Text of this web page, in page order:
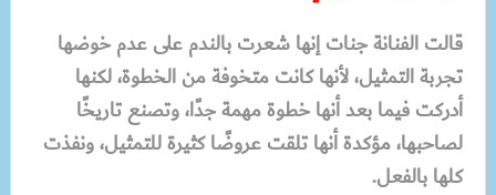
قالت الفنانة جنات إنها شعرت بالندم على عدم خوضها
تجربة التمثيل، لأنها كانت متخوفة من الخطوة، لكنها
أدركت فيما بعد أنها خطوة مهمة جدًا، وتصنع تاريخًا
لصاحبها، مؤكدة أنها تلقت عروضًا كثيرة للتمثيل، ونفذت
كلها بالفعل.